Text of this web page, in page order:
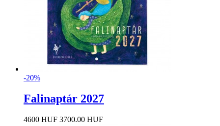
-20%
Falinaptár 2027
4600 HUF 3700.00 HUF